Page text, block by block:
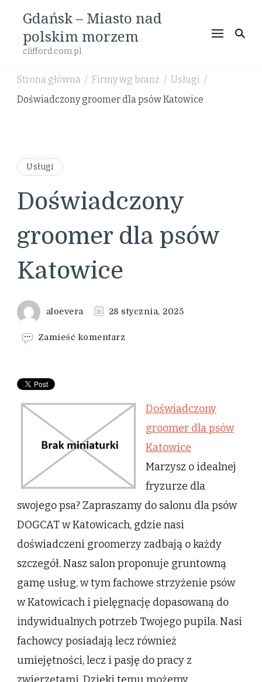
Gdańsk – Miasto nad
polskim morzem
clifford.com.pl
Strona główna / Firmy wg branż / Usługi /
Doświadczony groomer dla psów Katowice
Usługi
Doświadczony
groomer dla psów
Katowice
aloevera 28 stycznia, 2025
Zamieść komentarz
KatowiceDoświadczony
groomer dla psów
Katowice
Marzysz o idealnej
fryzurze dla
swojego psa? Zapraszamy do salonu dla psów
DOGCAT w Katowicach, gdzie nasi
doświadczeni groomerzy zadbają o każdy
szczegół. Nasz salon proponuje gruntowną
gamę usług, w tym fachowe strzyżenie psów
w Katowicach i pielęgnację dopasowaną do
indywidualnych potrzeb Twojego pupila. Nasi
fachowcy posiadają lecz również
umiejętności, lecz i pasję do pracy z